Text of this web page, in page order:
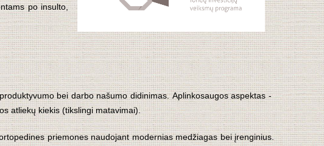
po insulto,
bei darbo našumo didinimas. Aplinkosaugos aspektas -
atliekų kiekis (tikslingi matavimai).
priemones naudojant modernias medžiagas bei įrenginius.